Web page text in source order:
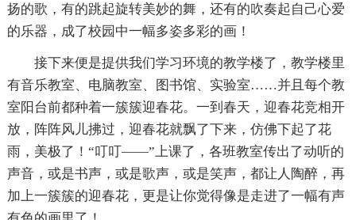
扬的歌，有的跳起旋转美妙的舞，还有的吹奏起自己心爱
的乐器，成了校园中一幅多姿多彩的画！
接下来便是提供我们学习环境的教学楼了，教学楼里
有音乐教室、电脑教室、图书馆、实验室……并且每个教
室阳台前都种着一簇簇迎春花。一到春天，迎春花竞相开
放，阵阵风儿拂过，迎春花就飘了下来，仿佛下起了花
雨，美极了！“叮叮——”上课了，各班教室传出了动听的
声音，或是书声，或是歌声，或是笑声，都让人陶醉，再
加上一簇簇的迎春花，更是让你觉得像是走进了一幅有声